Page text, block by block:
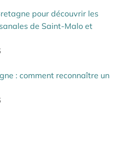
pour découvrir les
de Saint-Malo et
: comment reconnaître un